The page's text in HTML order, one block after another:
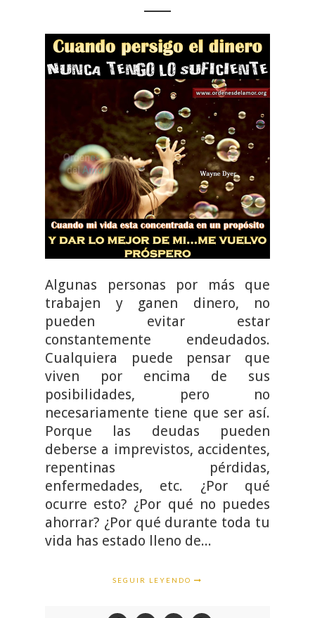
Algunas personas por más que
trabajen y ganen dinero, no
pueden evitar estar
constantemente endeudados.
Cualquiera puede pensar que
viven por encima de sus
posibilidades, pero no
necesariamente tiene que ser así.
Porque las deudas pueden
deberse a imprevistos, accidentes,
repentinas pérdidas,
enfermedades, etc. ¿Por qué
ocurre esto? ¿Por qué no puedes
ahorrar? ¿Por qué durante toda tu
vida has estado lleno de...
SEGUIR LEYENDO